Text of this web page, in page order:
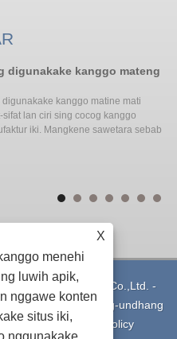
digunakake kanggo mateng
digunakake kanggo matine mati
sifat lan ciri sing cocog kanggo
iki. Mangkene sawetara sebab
Xuxing Machinery Co.,Ltd. -
dilindhungi undhang-undhang
| XML|Privacy Policy
X
menehi
luwih apik,
nggawe konten
situs iki,
nggunakake